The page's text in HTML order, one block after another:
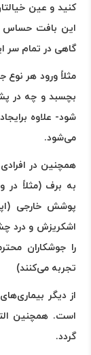
کنید و عین
این بافت حساس
گاهی در تمام سر
مثلاً ورود هر
بچسبد و چه در
شود- علاوه
می‌شود.
همچنین در
به برف (مثلاً در
پوشش خارجی
اشکریزش و درد
را جوشکاران
تجربه می‌کنند(
از دیگر
است. همچنین
گردد.